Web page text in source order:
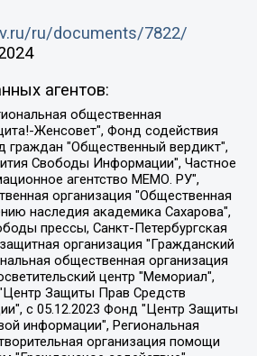
ru/documents/7822/
агентов:
"Вега 2021", Общество с ограниченной ответственностью "Главный редактор 2021", Общество с ограниченной ответственностью "Ромашки монолит", Важенков Артем Валерьевич, Ивановская областная общественная организация "Центр гендерных исследований", Гурман Юрий Альбертович, Медиапроект "ОВД-Инфо", Егоров Владимир Владимирович, Жилинский Владимир Александрович, Общество с ограниченной ответственностью "ЗП", Иванова София Юрьевна, Карезина Инна Павловна, Кильтау Екатерина Викторовна, Петров Алексей Викторович, Пискунов Сергей Евгеньевич, Смирнов Сергей Сергеевич, Тихонов Михаил Сергеевич, Общество с ограниченной ответственностью "ЖУРНАЛИСТ-ИНОСТРАННЫЙ АГЕНТ", Арапова Галина Юрьевна, Вольтская Татьяна Анатольевна, Американская компания "Mason G.E.S. Anonymous Foundation" (США), являющаяся владельцем интернет-издания https://mnews.world/, Компания "Stichting Bellingcat", зарегистрированная в Нидерландах (дата регистрации 11.07.2018), Захаров Андрей Вячеславович, Клепиковская Екатерина Дмитриевна, Общество с ограниченной ответственностью "МЕМО", Перл Роман Александрович, Симонов Евгений Алексеевич, Соловьева Елена Анатольевна, Сотников Даниил Владимирович, Сурначева Елизавета Дмитриевна, Автономная некоммерческая организация по защите прав человека и информированию населения "Якутия – Наше Мнение", Общество с ограниченной ответственностью "Москоу диджитал медиа", с 26.01.2023 Общество с ограниченной ответственностью "Чайка Белые сады", Ветошкина Валерия Валерьевна, Заговора Максим Александрович, Межрегиональное общественное движение "Российская ЛГБТ - сеть", Оленичев Максим Владимирович, Павлов Иван Юрьевич, Скворцова Елена Сергеевна, Общество с ограниченной ответственностью "Как бы инагент", Кочетков Игорь Викторович, Общество с ограниченной ответственностью "Честные выборы", Еланчик Олег Александрович, Общество с ограниченной ответственностью "Нобелевский призыв", Гималова Регина Эмилевна, Григорьев Андрей Валерьевич, Григорьева Алина Александровна, Ассоциация по содействию защите прав призывников, альтернативнослужащих и военнослужащих "Правозащитная группа "Гражданин.Армия.Право", Хисамова Регина Фаритовна, Автономная некоммерческая организация по реализации социально-правовых программ "Лилит", Дальневосточное общественное движение "Маяк", Санкт-Петербургская ЛГБТ-инициативная группа "Выход", Инициативная группа ЛГБТ+ "Реверс", Алексеев Андрей Викторович, Бекбулатова Таисия Львовна, Беляев Иван Михайлович, Владыкина Елена Сергеевна, Гельман Марат Александрович, Никульшина Вероника Юрьевна, Толоконникова Надежда Андреевна, Шендерович Виктор Анатольевич, Общество с ограниченной ответственностью "Данное сообщение", Общество с ограниченной ответственностью Издательский дом "Новая глава", Айнбиндер Александра Александровна, Московский комьюнити-центр для ЛГБТ+инициатив, Благотворительный фонд развития филантропии, Deutsche Welle (Германия, Kurt-Schumacher-Strasse 3, 53113 Bonn), Борзунова Мария Михайловна, Воробьев Виктор Викторович, Голубева Анна Львовна, Константинова Алла Михайловна, Малкова Ирина Владимировна, Мурадов Мурад Абдулгалимович, Осетинская Елизавета Николаевна, Понасенков Евгений Николаевич, Ганапольский Матвей Юрьевич, Киселев Евгений Алексеевич, Борухович Ирина Григорьевна, Дремин Иван Тимофеевич, Дубровский Дмитрий Викторович, Красноярская региональная общественная организация поддержки и развития альтернативных образовательных технологий и межкультурных коммуникаций "ИНТЕРРА", Маяковская Екатерина Алексеевна, Фейгин Марк Захарович, Филимонов Андрей Викторович, Дзугкоева Регина Николаевна, Доброхотов Роман Александрович, Дудь Юрий Александрович, Елкин Сергей Владимирович, Кругликов Кирилл Игоревич, Сабунаева Мария Леонидовна, Семенов Алексей Владимирович, Шаинян Карен Багратович, Шульман Екатерина Михайловна, Асафьев Артур Валерьевич, Вахштайн Виктор Семенович, Венедиктов Алексей Алексеевич, Лушникова Екатерина Евгеньевна, Волков Леонид Михайлович, Невзоров Александр Глебович, Пархоменко Сергей Борисович, Сироткин Ярослав Николаевич, Кара-Мурза Владимир Владимирович, Баранова Наталья Владимировна, Гозман Леонид Яковлевич, Кагарлицкий Борис Юльевич, Климарев Михаил Валерьевич, Милов Владимир Станиславович, Автономная некоммерческая организация Краснодарский центр современного искусства "Типография", Моргенштерн Алишер Тагирович, Соболь Любовь Эдуардовна, Общество с ограниченной ответственностью "ЛИЗА НОРМ", Каспаров Гарри Кимович, Ходорковский Михаил Борисович, Общество с ограниченной ответственностью "Апрельские тезисы", Данилович Ирина Брониславовна, Кашин Олег Владимирович, Петров Николай Владимирович, Пивоваров Алексей Владимирович, Соколов Михаил Владимирович, Цветкова Юлия Владимировна, Чичваркин Евгений Александрович, Комитет против пыток/Команда против пыток, Общество с ограниченной ответственностью "Первый научный", Общество с ограниченной ответственностью "Вертолет и ко", Белоцерковская Вероника Борисовна, Кац Максим Евгеньевич, Лазарева Татьяна Юрьевна, Шаведдинов Руслан Табризович, Яшин Илья Валерьевич, Общество с ограниченной ответственностью "Иноагент ААВ", Алешковский Дмитрий Петрович, Альбац Евгения Марковна, Быков Дмитрий Львович, Галямина Юлия Евгеньевна, Лойко Сергей Леонидович, Мартынов Кирилл Константинович, Медведев Сергей Александрович, Крашенинников Федор Геннадиевич, Гордеева Катерина Вл